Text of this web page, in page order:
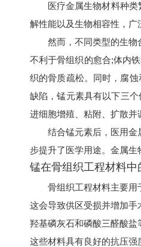
医疗金属生物材料种
解性能以及生物相容性，
然而，不同类型的生
不利于骨组织的愈合;体内
织的骨质疏松。同时，腐
缺陷，锰元素具有以下三
进细胞增殖、粘附、扩散
结合锰元素后，医用
步提升了医学用途。金属
锰在骨组织工程材料中
骨组织工程材料主要
这会导致供区受损并增加
羟基磷灰石和磷酸三醛酸
这些材料具有良好的抗压